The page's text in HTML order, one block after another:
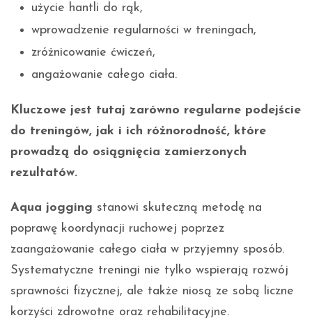
użycie hantli do rąk,
wprowadzenie regularności w treningach,
zróżnicowanie ćwiczeń,
angażowanie całego ciała.
Kluczowe jest tutaj zarówno regularne podejście
do treningów, jak i ich różnorodność, które
prowadzą do osiągnięcia zamierzonych
rezultatów.
Aqua jogging stanowi skuteczną metodę na
poprawę koordynacji ruchowej poprzez
zaangażowanie całego ciała w przyjemny sposób.
Systematyczne treningi nie tylko wspierają rozwój
sprawności fizycznej, ale także niosą ze sobą liczne
korzyści zdrowotne oraz rehabilitacyjne.